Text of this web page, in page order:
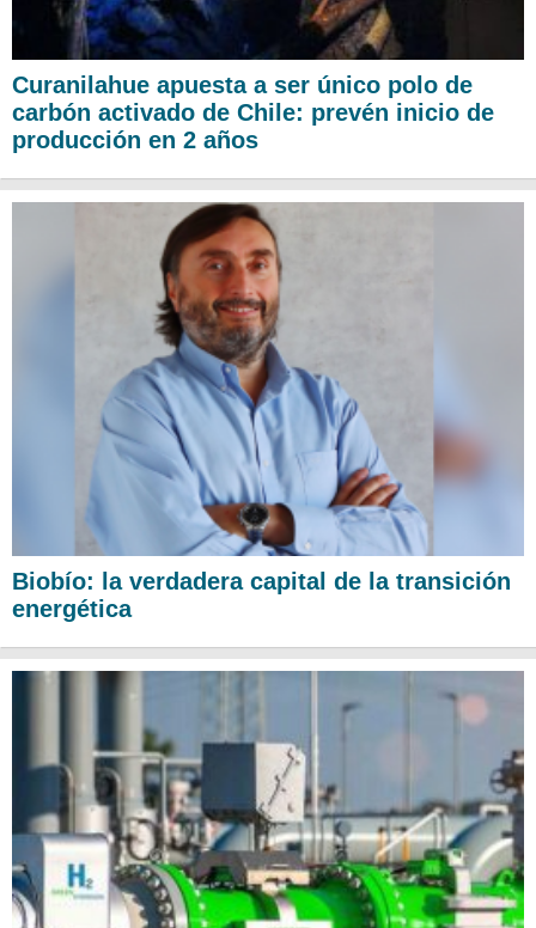
Curanilahue apuesta a ser único polo de
carbón activado de Chile: prevén inicio de
producción en 2 años
Biobío: la verdadera capital de la transición
energética